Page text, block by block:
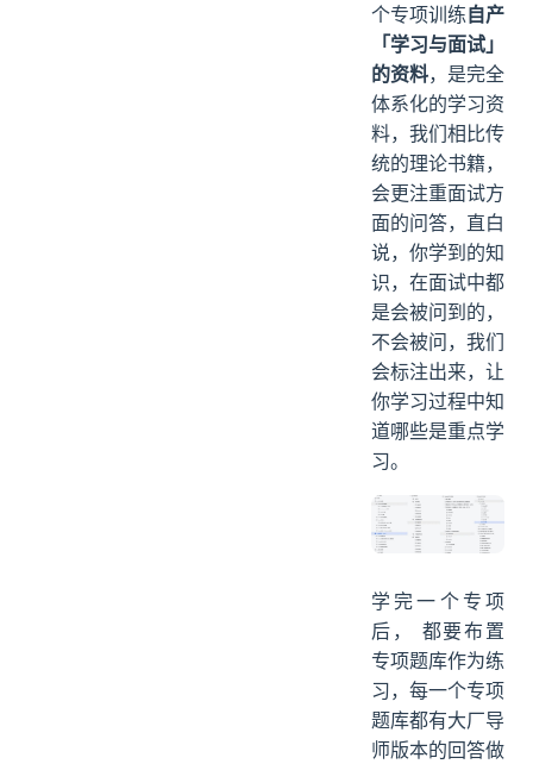
个专项训练自产
「学习与面试」
的资料，是完全
体系化的学习资
料，我们相比传
统的理论书籍，
会更注重面试方
面的问答，直白
说，你学到的知
识，在面试中都
是会被问到的，
不会被问，我们
会标注出来，让
你学习过程中知
道哪些是重点学
习。
学完一个专项
后， 都要布置
专项题库作为练
习，每一个专项
题库都有大厂导
师版本的回答做